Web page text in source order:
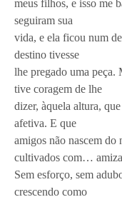
meus filhos, e isso me
seguiram sua
vida, e ela ficou num
destino tivesse
lhe pregado uma peça.
tive coragem de lhe
dizer, àquela altura,
afetiva. E que
amigos não nascem do
cultivados com…
Sem esforço, sem
crescendo como